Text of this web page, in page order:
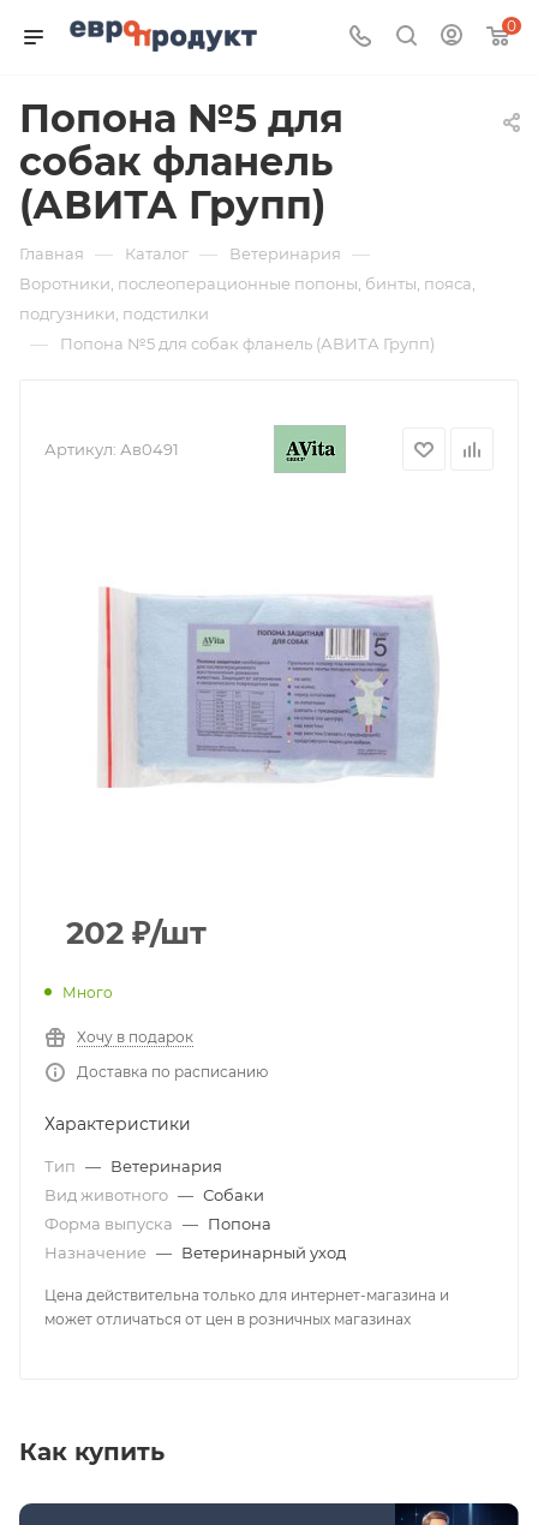
0
Попона №5 для
собак фланель
(АВИТА Групп)
Главная — Каталог — Ветеринария —
Воротники, послеоперационные попоны, бинты, пояса,
подгузники, подстилки
— Попона №5 для собак фланель (АВИТА Групп)
Артикул: Ав0491
202 ₽/шт
Много
Хочу в подарок
Доставка по расписанию
Характеристики
Тип — Ветеринария
Вид животного — Собаки
Форма выпуска — Попона
Назначение — Ветеринарный уход
Цена действительна только для интернет-магазина и
может отличаться от цен в розничных магазинах
Как купить